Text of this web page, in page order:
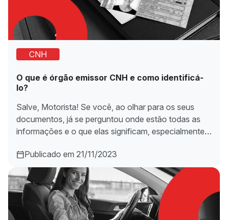
CNH
O que é órgão emissor CNH e como identificá-
lo?
Salve, Motorista! Se você, ao olhar para os seus
documentos, já se perguntou onde estão todas as
informações e o que elas significam, especialmente…
Publicado em 21/11/2023